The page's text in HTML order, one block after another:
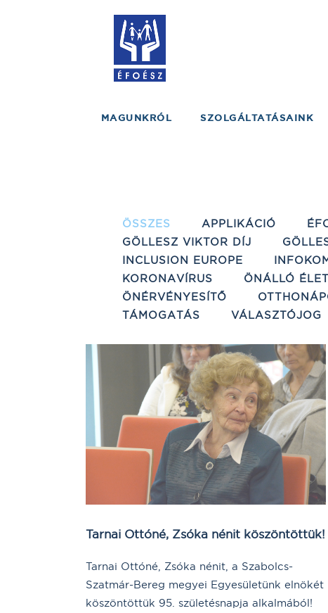
MAGUNKRÓL SZOLGÁLTATÁSAINK
ÖSSZES APPLIKÁCIÓ
GÖLLESZ VIKTOR DÍJ
INCLUSION EUROPE
KORONAVÍRUS
ÖNÁLLÓ
ÖNÉRVÉNYESÍTŐ
TÁMOGATÁS
VÁLASZTÓJOG
Tarnai Ottóné, Zsóka nénit köszöntöttük!
Tarnai Ottóné, Zsóka nénit, a Szabolcs-
Szatmár-Bereg megyei Egyesületünk elnökét
köszöntöttük 95. születésnapja alkalmából!